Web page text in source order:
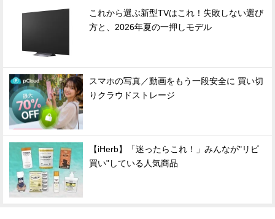
これから選ぶ新型TVはこれ！失敗しない選び
方と、2026年夏の一押しモデル
スマホの写真／動画をもう一段安全に 買い切
りクラウドストレージ
【iHerb】「迷ったらこれ！」みんなが"リピ
買い"している人気商品